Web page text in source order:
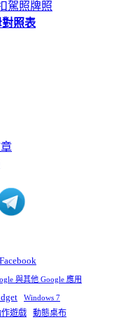
駕照牌照
對照表
Facebook
與其他 Google 應用
Windows 7
遊戲 動態桌布